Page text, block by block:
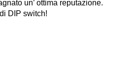
un’ ottima reputazione.
DIP switch!